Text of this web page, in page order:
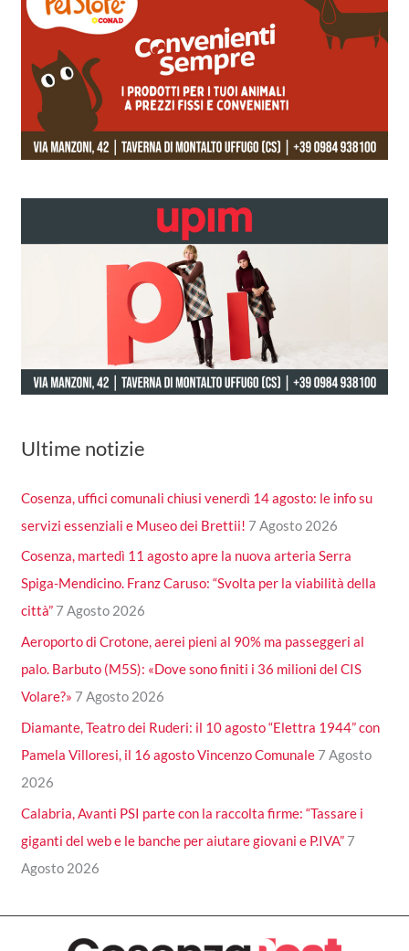
Ultime notizie
Cosenza, uffici comunali chiusi venerdì 14 agosto: le info su
servizi essenziali e Museo dei Brettii! 7 Agosto 2026
Cosenza, martedì 11 agosto apre la nuova arteria Serra
Spiga-Mendicino. Franz Caruso: “Svolta per la viabilità della
città” 7 Agosto 2026
Aeroporto di Crotone, aerei pieni al 90% ma passeggeri al
palo. Barbuto (M5S): «Dove sono finiti i 36 milioni del CIS
Volare?» 7 Agosto 2026
Diamante, Teatro dei Ruderi: il 10 agosto “Elettra 1944” con
Pamela Villoresi, il 16 agosto Vincenzo Comunale 7 Agosto
2026
Calabria, Avanti PSI parte con la raccolta firme: “Tassare i
giganti del web e le banche per aiutare giovani e P.IVA” 7
Agosto 2026